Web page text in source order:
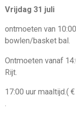
Vrijdag 31 juli
ontmoeten van
bowlen/basket bal.
Ontmoeten vanaf
Rijt.
17:00 uur maaltijd.(
.